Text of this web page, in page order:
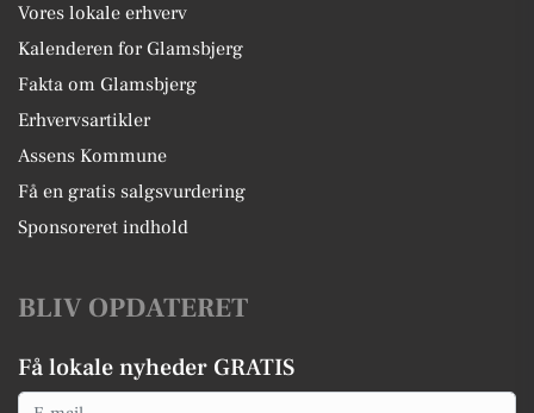
Vores lokale erhverv
Kalenderen for Glamsbjerg
Fakta om Glamsbjerg
Erhvervsartikler
Assens Kommune
Få en gratis salgsvurdering
Sponsoreret indhold
BLIV OPDATERET
Få lokale nyheder GRATIS
Email